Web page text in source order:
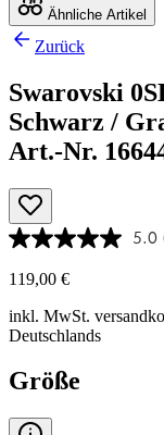
Ähnliche Artikel
Zurück
Swarovski
Schwarz /
Art.-Nr.
5.0
119,00 €
inkl. MwSt.
Deutschlands
Größe